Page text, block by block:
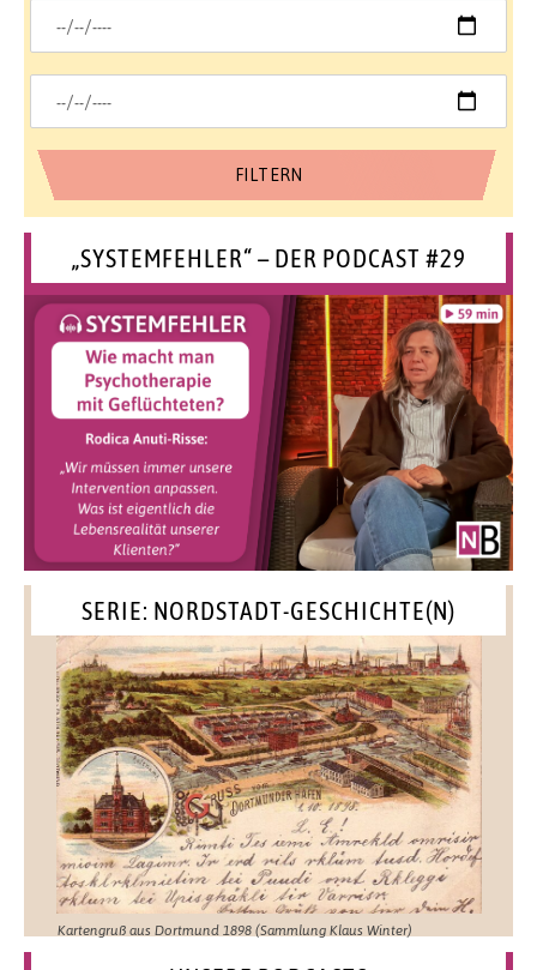
„SYSTEMFEHLER“ – DER PODCAST #29
SERIE: NORDSTADT-GESCHICHTE(N)
Kartengruß aus Dortmund 1898 (Sammlung Klaus Winter)